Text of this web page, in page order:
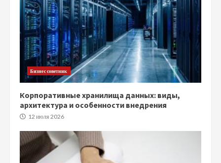
Бизнес советник
Корпоративные хранилища данных: виды,
архитектура и особенности внедрения
12 июля 2026